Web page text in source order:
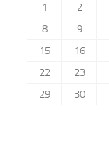
1
2
8
9
15
16
22
23
29
30